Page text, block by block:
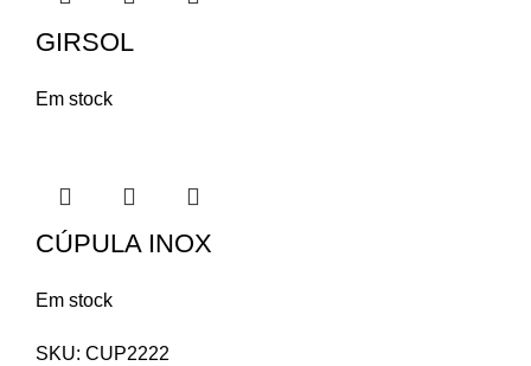
GIRSOL
Em stock
CÚPULA INOX
Em stock
SKU: CUP2222